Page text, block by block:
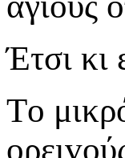
Έτσι κι
Τo